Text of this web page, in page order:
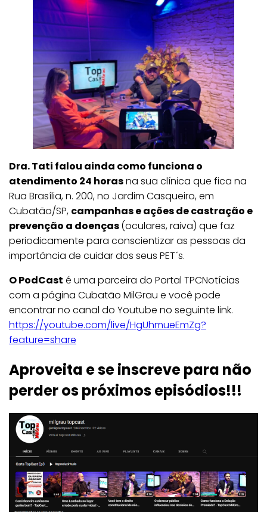
Dra. Tati falou ainda como funciona o
atendimento 24 horasna sua clínica que fica na
Rua Brasília, n. 200, no Jardim Casqueiro, em
Cubatão/SP, campanhas e ações de castração e
prevenção a doenças(oculares, raiva) que faz
periodicamente para conscientizar as pessoas da
importância de cuidar dos seus PET´s.
O PodCast é uma parceira do Portal TPCNotícias
com a página Cubatão MilGrau e você pode
encontrar no canal do Youtube no seguinte link.
https://youtube.com/live/HgUhmueEmZg?
feature=share
Aproveita e se inscreve para não
perder os próximos episódios!!!